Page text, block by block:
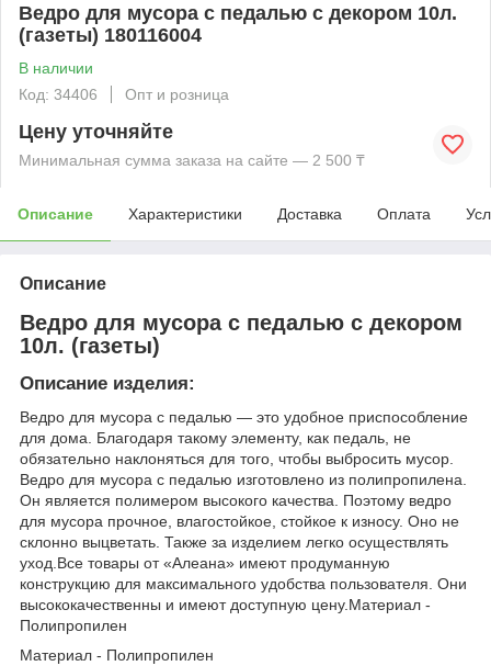
Ведро для мусора с педалью с декором 10л.
(газеты) 180116004
В наличии
Код: 34406
Опт и розница
Цену уточняйте
Минимальная сумма заказа на сайте — 2 500 ₸
Описание Характеристики Доставка Оплата
Описание
Ведро для мусора с педалью с декором
10л. (газеты)
Описание изделия:
Ведро для мусора с педалью — это удобное приспособление
для дома. Благодаря такому элементу, как педаль, не
обязательно наклоняться для того, чтобы выбросить мусор.
Ведро для мусора с педалью изготовлено из полипропилена.
Он является полимером высокого качества. Поэтому ведро
для мусора прочное, влагостойкое, стойкое к износу. Оно не
склонно выцветать. Также за изделием легко осуществлять
уход.Все товары от «Алеана» имеют продуманную
конструкцию для максимального удобства пользователя. Они
высококачественны и имеют доступную цену.Материал -
Полипропилен
Материал - Полипропилен